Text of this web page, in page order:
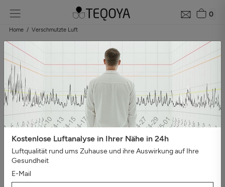
0
Home Verschmutzte Luft
Kostenlose Luftanalyse in Ihrer Nähe in 24h
Luftqualität rund ums Zuhause und ihre Auswirkung auf Ihre
Gesundheit
E-Mail